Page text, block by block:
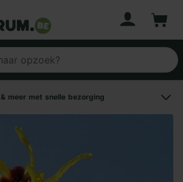
meer met snelle bezorging